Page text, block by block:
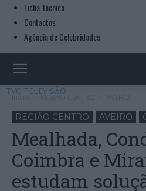
Ficha Técnica
Contactos
Agência de Celebridades
TVC TELEVISÃO
Início REGIÃO CENTRO
REGIÃO CENTRO AVEIRO
Mealhada,
Coimbra e
estudam